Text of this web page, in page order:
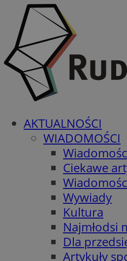
AKTUALNOŚCI
WIADOMOŚCI
Ciekawe
Wywiady
Kultura
Najmłodsi
Dla
Artykuły